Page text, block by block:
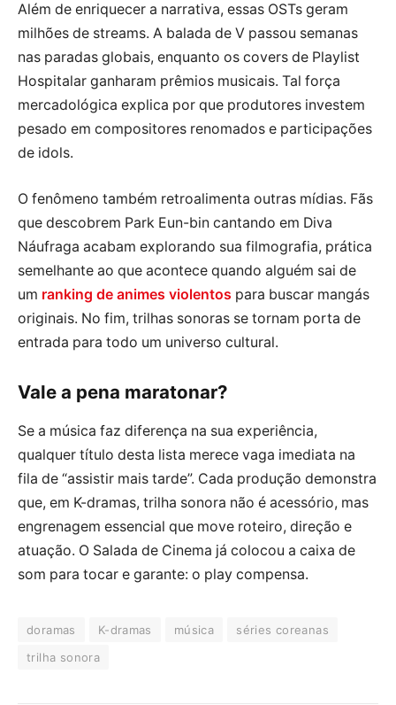
Além de enriquecer a narrativa, essas OSTs geram
milhões de streams. A balada de V passou semanas
nas paradas globais, enquanto os covers de Playlist
Hospitalar ganharam prêmios musicais. Tal força
mercadológica explica por que produtores investem
pesado em compositores renomados e participações
de idols.
O fenômeno também retroalimenta outras mídias. Fãs
que descobrem Park Eun-bin cantando em Diva
Náufraga acabam explorando sua filmografia, prática
semelhante ao que acontece quando alguém sai de
um ranking de animes violentos para buscar mangás
originais. No fim, trilhas sonoras se tornam porta de
entrada para todo um universo cultural.
Vale a pena maratonar?
Se a música faz diferença na sua experiência,
qualquer título desta lista merece vaga imediata na
fila de “assistir mais tarde”. Cada produção demonstra
que, em K-dramas, trilha sonora não é acessório, mas
engrenagem essencial que move roteiro, direção e
atuação. O Salada de Cinema já colocou a caixa de
som para tocar e garante: o play compensa.
doramas K-dramas música
séries coreanas
trilha sonora